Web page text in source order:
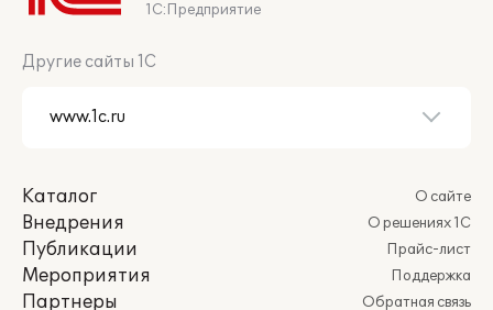
1С:Предприятие
Другие сайты 1С
Каталог
Внедрения
Публикации
Мероприятия
Партнеры
О сайте
О решениях 1С
Прайс-лист
Поддержка
Обратная связь